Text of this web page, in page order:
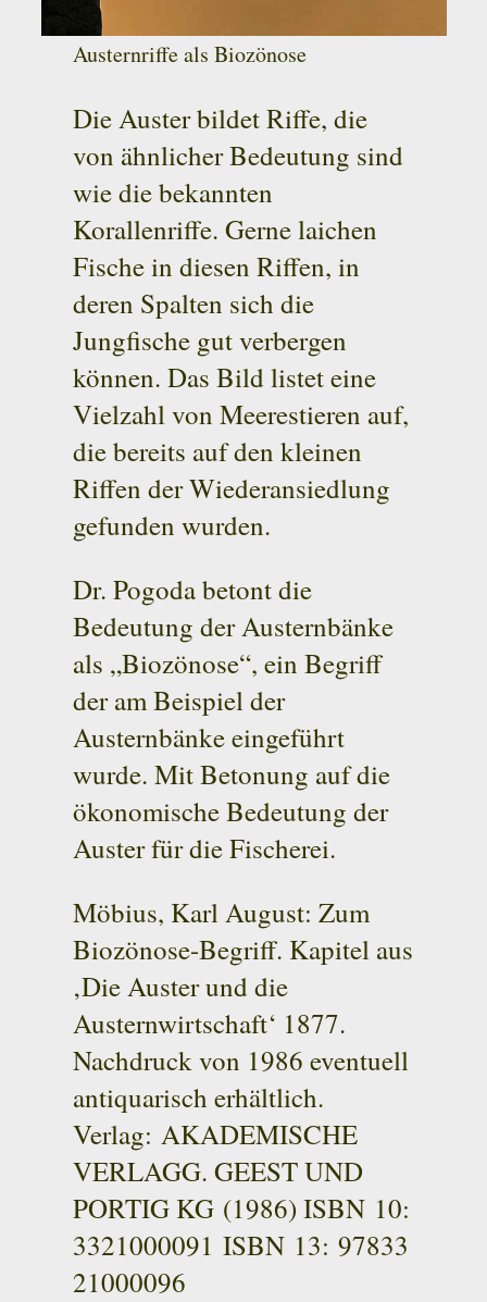
Austernriffe als Biozönose
Die Auster bildet Riffe, die
von ähnlicher Bedeutung sind
wie die bekannten
Korallenriffe. Gerne laichen
Fische in diesen Riffen, in
deren Spalten sich die
Jungfische gut verbergen
können. Das Bild listet eine
Vielzahl von Meerestieren auf,
die bereits auf den kleinen
Riffen der Wiederansiedlung
gefunden wurden.
Dr. Pogoda betont die
Bedeutung der Austernbänke
als „Biozönose“, ein Begriff
der am Beispiel der
Austernbänke eingeführt
wurde. Mit Betonung auf die
ökonomische Bedeutung der
Auster für die Fischerei.
Möbius, Karl August: Zum
Biozönose-Begriff. Kapitel aus
‚Die Auster und die
Austernwirtschaft‘ 1877.
Nachdruck von 1986 eventuell
antiquarisch erhältlich.
Verlag: AKADEMISCHE
VERLAGG. GEEST UND
PORTIG KG (1986) ISBN 10:
3321000091 ISBN 13: 97833
21000096